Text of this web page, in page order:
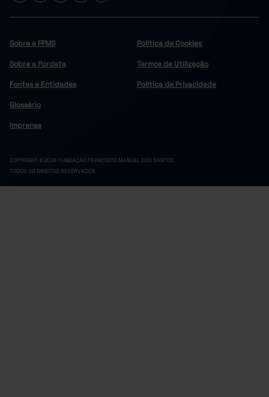
Sobre a FFMS
Sobre a Pordata
Fontes e Entidades
Glossário
Imprensa
Política de Cookies
Termos de Utilização
Política de Privacidade
COPYRIGHT © 2024 FUNDAÇÃO FRANCISCO MANUEL DOS SANTOS.
TODOS OS DIREITOS RESERVADOS